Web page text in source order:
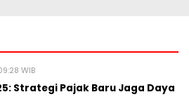
WIB
Strategi Pajak Baru Jaga Daya